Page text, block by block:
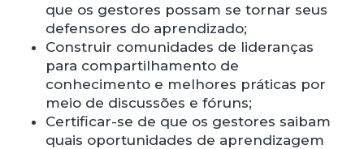
que os gestores possam se tornar seus
defensores do aprendizado;
Construir comunidades de lideranças
para compartilhamento de
conhecimento e melhores práticas por
meio de discussões e fóruns;
Certificar-se de que os gestores saibam
quais oportunidades de aprendizagem